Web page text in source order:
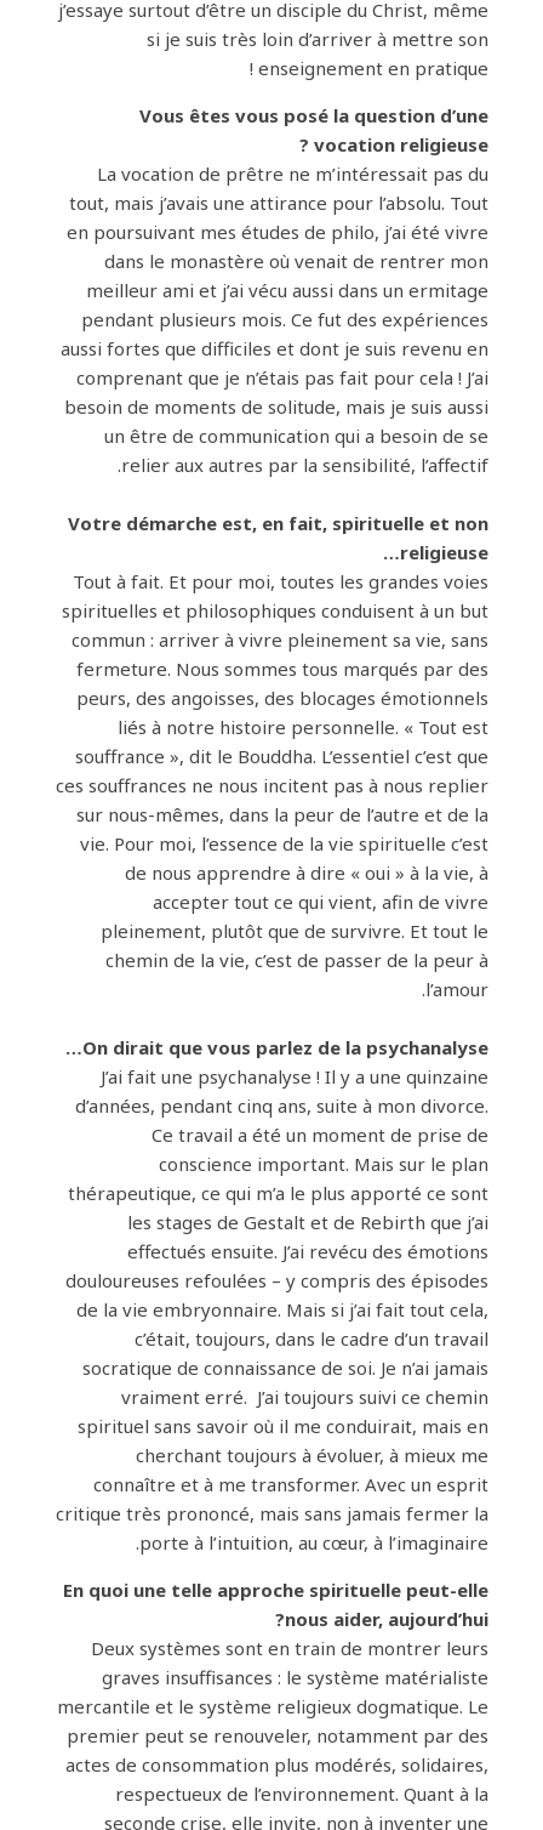
j’essaye surtout d’être un disciple du Christ, même
si je suis très loin d’arriver à mettre son
enseignement en pratique !
Vous êtes vous posé la question d’une
vocation religieuse ?
La vocation de prêtre ne m’intéressait pas du
tout, mais j’avais une attirance pour l’absolu. Tout
en poursuivant mes études de philo, j’ai été vivre
dans le monastère où venait de rentrer mon
meilleur ami et j’ai vécu aussi dans un ermitage
pendant plusieurs mois. Ce fut des expériences
aussi fortes que difficiles et dont je suis revenu en
comprenant que je n’étais pas fait pour cela ! J’ai
besoin de moments de solitude, mais je suis aussi
un être de communication qui a besoin de se
relier aux autres par la sensibilité, l’affectif.
Votre démarche est, en fait, spirituelle et non
religieuse…
Tout à fait. Et pour moi, toutes les grandes voies
spirituelles et philosophiques conduisent à un but
commun : arriver à vivre pleinement sa vie, sans
fermeture. Nous sommes tous marqués par des
peurs, des angoisses, des blocages émotionnels
liés à notre histoire personnelle. « Tout est
souffrance », dit le Bouddha. L’essentiel c’est que
ces souffrances ne nous incitent pas à nous replier
sur nous-mêmes, dans la peur de l’autre et de la
vie. Pour moi, l’essence de la vie spirituelle c’est
de nous apprendre à dire « oui » à la vie, à
accepter tout ce qui vient, afin de vivre
pleinement, plutôt que de survivre. Et tout le
chemin de la vie, c’est de passer de la peur à
l’amour.
On dirait que vous parlez de la psychanalyse…
J’ai fait une psychanalyse ! Il y a une quinzaine
d’années, pendant cinq ans, suite à mon divorce.
Ce travail a été un moment de prise de
conscience important. Mais sur le plan
thérapeutique, ce qui m’a le plus apporté ce sont
les stages de Gestalt et de Rebirth que j’ai
effectués ensuite. J’ai revécu des émotions
douloureuses refoulées – y compris des épisodes
de la vie embryonnaire. Mais si j’ai fait tout cela,
c’était, toujours, dans le cadre d’un travail
socratique de connaissance de soi. Je n’ai jamais
vraiment erré. J’ai toujours suivi ce chemin
spirituel sans savoir où il me conduirait, mais en
cherchant toujours à évoluer, à mieux me
connaître et à me transformer. Avec un esprit
critique très prononcé, mais sans jamais fermer la
porte à l’intuition, au cœur, à l’imaginaire.
En quoi une telle approche spirituelle peut-elle
nous aider, aujourd’hui?
Deux systèmes sont en train de montrer leurs
graves insuffisances : le système matérialiste
mercantile et le système religieux dogmatique. Le
premier peut se renouveler, notamment par des
actes de consommation plus modérés, solidaires,
respectueux de l’environnement. Quant à la
seconde crise, elle invite, non à inventer une